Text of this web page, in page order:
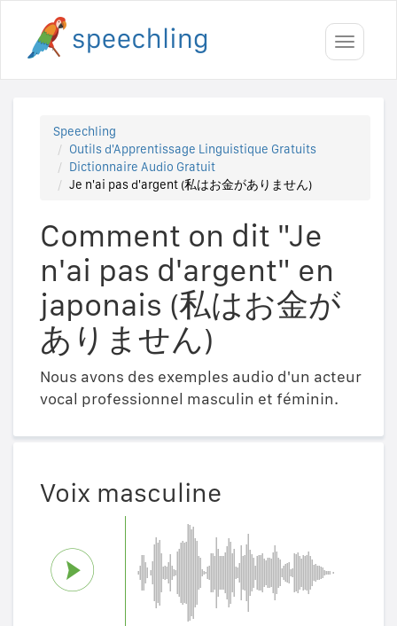
Toggle
Speechling
Outils d'Apprentissage Linguistique Gratuits
Dictionnaire Audio Gratuit
Je n'ai pas d'argent (私はお金がありません)
Comment on dit "Je
n'ai pas d'argent" en
japonais (私はお金が
ありません)
Nous avons des exemples audio d'un acteur
vocal professionnel masculin et féminin.
Voix masculine